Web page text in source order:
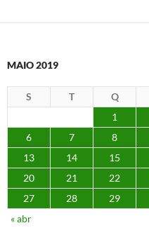
MAIO 2019
S T Q
1
6
7 8
13
14 15
20
21 22
27
28 29
« abr